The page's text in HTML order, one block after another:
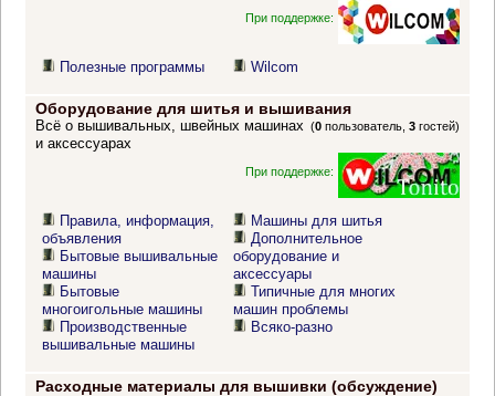
При поддержке:
Полезные программы Wilcom
Оборудование для шитья и вышивания
(0 пользователь,3 гостей)
Всё о вышивальных, швейных машинах
и аксессуарах
При поддержке:
Правила, информация,
объявления
Бытовые вышивальные
машины
Бытовые
многоигольные машины
Производственные
вышивальные машины
Машины для шитья
Дополнительное
оборудование и
аксессуары
Типичные для многих
машин проблемы
Всяко-разно
Расходные материалы для вышивки (обсуждение)